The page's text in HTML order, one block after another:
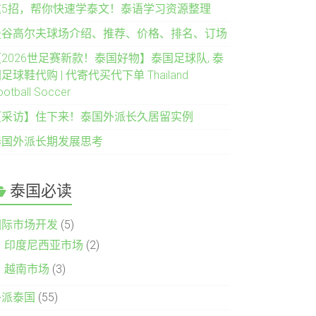
招，帮你快速学泰文！泰语学习资源整理
高尔夫球场介绍、推荐、价格、排名、订场
2026世足赛新款！泰国好物】泰国足球队, 泰
足球鞋代购 | 代寄代买代下单 Thailand
Soccer
采访】住下来！泰国外派长久居留实例
外派长期发展思考
泰国必读
际市场开发 (5)
印度尼西亚市场 (2)
越南市场 (3)
泰国 (55)